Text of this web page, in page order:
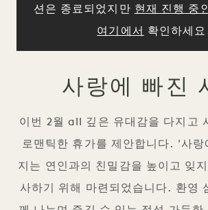
션은 종료되었지만 현재 진행 중
여기에서
확인하세요
사랑에 빠진
이번 2월 all 깊은 유대감을 다지고
로맨틱한 휴가를 제안합니다. '사랑
지는 연인과의 친밀감을 높이고 잊
사하기 위해 마련되었습니다. 환영